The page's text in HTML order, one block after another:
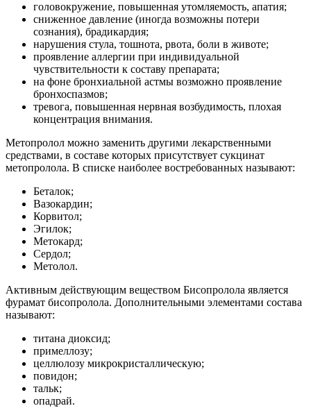
головокружение, повышенная утомляемость, апатия;
сниженное давление (иногда возможны потери
сознания), брадикардия;
нарушения стула, тошнота, рвота, боли в животе;
проявление аллергии при индивидуальной
чувствительности к составу препарата;
на фоне бронхиальной астмы возможно проявление
бронхоспазмов;
тревога, повышенная нервная возбудимость, плохая
концентрация внимания.
Метопролол можно заменить другими лекарственными
средствами, в составе которых присутствует сукцинат
метопролола. В списке наиболее востребованных называют:
Беталок;
Вазокардин;
Корвитол;
Эгилок;
Метокард;
Сердол;
Метолол.
Активным действующим веществом Бисопролола является
фурамат бисопролола. Дополнительными элементами состава
называют:
титана диоксид;
примеллозу;
целлюлозу микрокристаллическую;
повидон;
тальк;
опадрай.